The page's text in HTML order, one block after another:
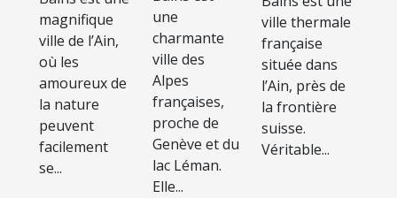
?
magnifique
ville de l’Ain,
où les
amoureux de
la nature
peuvent
facilement
se...
proximité
une
charmante
ville des
Alpes
françaises,
proche de
Genève et du
lac Léman.
Elle...
ville de
Divonne-
les-Bains ?
ville thermale
française
située dans
l’Ain, près de
la frontière
suisse.
Véritable...